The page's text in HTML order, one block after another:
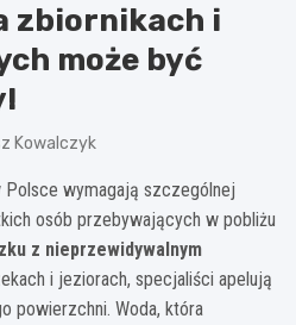
zbiornikach i
może być
Kowalczyk
wymagają szczególnej
osób przebywających w pobliżu
z nieprzewidywalnym
i jeziorach, specjaliści apelują
powierzchni. Woda, która